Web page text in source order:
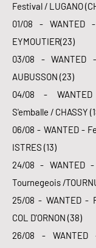
Festival / LUGANO
01/08 - WANTED
EYMOUTIER(23)
03/08 - WANTED
AUBUSSON (23)
04/08 -
S'emballe / CHASSY
06/08 - WANTED -
ISTRES (13)
24/08 - WANTED
Tournegeois /
25/08 - WANTED -
COL D'ORNON (38)
26/08 -